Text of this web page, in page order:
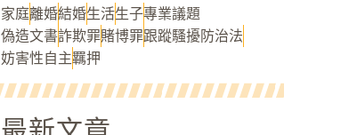
家庭離婚結婚生活生子專業議題
偽造文書詐欺罪賭博罪跟蹤騷擾防治法
妨害性自主羈押